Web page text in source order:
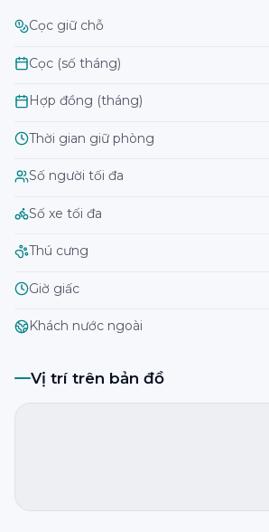
Cọc giữ chỗ
Cọc (số tháng)
Hợp đồng (tháng)
Thời gian giữ phòng
Số người tối đa
Số xe tối đa
Thú cưng
Giờ giấc
Khách nước ngoài
Vị trí trên bản đồ